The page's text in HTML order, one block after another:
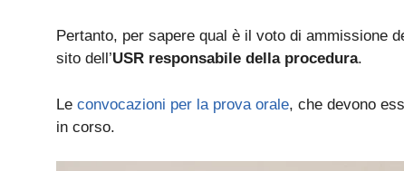
Pertanto, per sapere qual è il voto di ammissione
sito dell’USR responsabile della procedura.
Le convocazioni per la prova orale, che devono
in corso.